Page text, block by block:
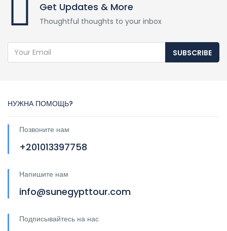
Get Updates & More
Thoughtful thoughts to your inbox
SUBSCRIBE
НУЖНА ПОМОЩЬ?
Позвоните нам
+201013397758
Напишите нам
info@sunegypttour.com
Подписывайтесь на нас